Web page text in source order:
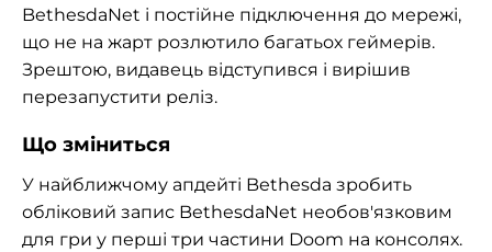
BethesdaNet і постійне підключення до мережі,
що не на жарт розлютило багатьох геймерів.
Зрештою, видавець відступився і вирішив
перезапустити реліз.
Що зміниться
У найближчому апдейті Bethesda зробить
обліковий запис BethesdaNet необов'язковим
для гри у перші три частини Doom на консолях.